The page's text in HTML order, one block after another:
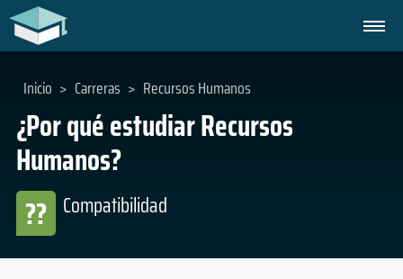
¿Por qué estudiar Recursos
Humanos?
Compatibilidad
??
Inicio > Carreras > Recursos Humanos